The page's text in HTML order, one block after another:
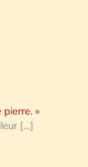
pierre. »
[…]